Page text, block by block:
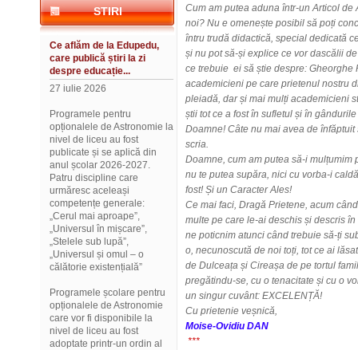
STIRI
Ce aflăm de la Edupedu,
care publică știri la zi
despre educație...
27 iulie 2026
Programele pentru
opționalele de Astronomie la
nivel de liceu au fost
publicate și se aplică din
anul școlar 2026-2027.
Patru discipline care
urmăresc aceleași
competențe generale:
„Cerul mai aproape”,
„Universul în mișcare”,
„Stelele sub lupă”,
„Universul și omul – o
călătorie existențială”
Programele școlare pentru
opționalele de Astronomie
care vor fi disponibile la
nivel de liceu au fost
adoptate printr-un ordin al
Cum am putea aduna într-un Articol de
noi? Nu e omenește posibil să poți
întru trudă didactică, special dedicată
și nu pot să-și explice ce vor dascălii
ce trebuie ei să știe despre: Gheorghe
academicieni pe care prietenul nostru
pleiadă, dar și mai mulți academicieni
știi tot ce a fost în sufletul și în
Doamne! Câte nu mai avea de
scria.
Doamne, cum am putea să-i
nu te putea supăra, nici cu vorba-i
fost! Și un Caracter Ales!
Ce mai faci, Dragă Prietene, acum
multe pe care le-ai deschis și descris
ne poticnim atunci când trebuie să-ți
o, necunoscută de noi toți, tot ce ai
de Dulceața și Cireașa de pe tortul
pregătindu-se, cu o tenacitate și cu o
un singur cuvânt: EXCELENȚĂ!
Cu prietenie veșnică,
Moise-Ovidiu DAN
***